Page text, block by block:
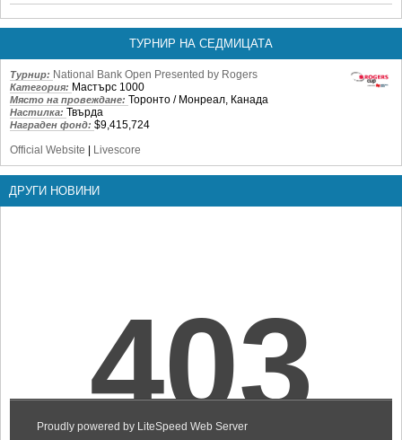
ТУРНИР НА СЕДМИЦАТА
Турнир: National Bank Open Presented by Rogers
Категория: Мастърс 1000
Място на провеждане: Торонто / Монреал, Канада
Настилка: Твърда
Награден фонд: $9,415,724
Official Website
Livescore
ДРУГИ НОВИНИ